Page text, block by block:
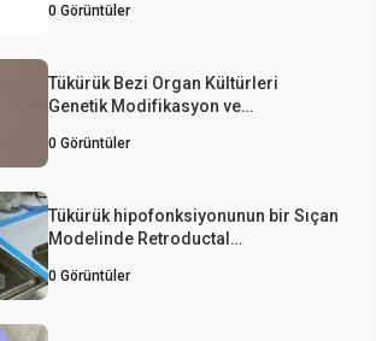
0 Görüntüler
Tükürük Bezi Organ Kültürleri
Genetik Modifikasyon ve
0 Görüntüler
Tükürük hipofonksiyonunun bir Sıçan
Modelinde Retroductal
yerelleştirilmiş fraksiyonlara
0 Görüntüler